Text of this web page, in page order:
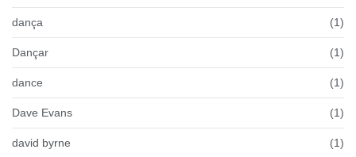
dança (1)
Dançar (1)
dance (1)
Dave Evans (1)
david byrne (1)